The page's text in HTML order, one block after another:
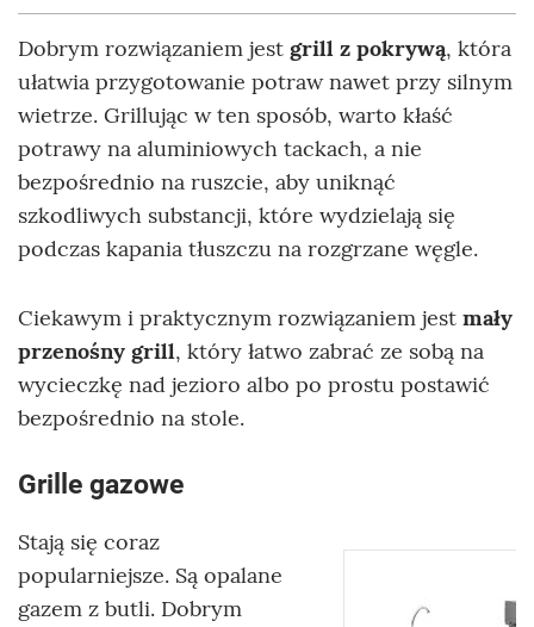
Dobrym rozwiązaniem jest grill z pokrywą, która
ułatwia przygotowanie potraw nawet przy silnym
wietrze. Grillując w ten sposób, warto kłaść
potrawy na aluminiowych tackach, a nie
bezpośrednio na ruszcie, aby uniknąć
szkodliwych substancji, które wydzielają się
podczas kapania tłuszczu na rozgrzane węgle.
Ciekawym i praktycznym rozwiązaniem jest mały
przenośny grill, który łatwo zabrać ze sobą na
wycieczkę nad jezioro albo po prostu postawić
bezpośrednio na stole.
Grille gazowe
Stają się coraz
popularniejsze. Są opalane
gazem z butli. Dobrym